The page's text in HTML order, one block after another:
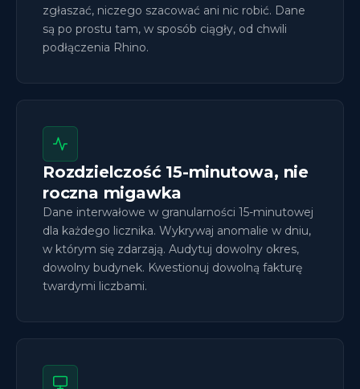
zgłaszać, niczego szacować ani nic robić. Dane
są po prostu tam, w sposób ciągły, od chwili
podłączenia Rhino.
Rozdzielczość 15-minutowa, nie
roczna migawka
Dane interwałowe w granularności 15-minutowej
dla każdego licznika. Wykrywaj anomalie w dniu,
w którym się zdarzają. Audytuj dowolny okres,
dowolny budynek. Kwestionuj dowolną fakturę
twardymi liczbami.